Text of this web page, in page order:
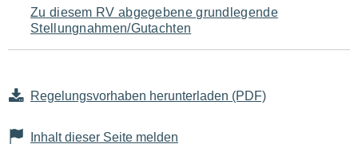
Zu diesem RV abgegebene grundlegende
Stellungnahmen/Gutachten
Regelungsvorhaben herunterladen (PDF)
Inhalt dieser Seite melden